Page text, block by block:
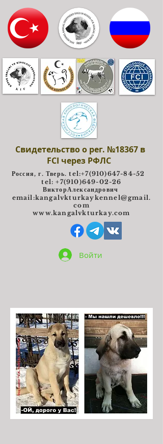
Свидетельство о рег. №18367 в
FCI через РФЛС
Россия, г. Тверь. tel:+7(910)647-84-52
tel: +7(910)649-02-26
ВикторАлександрович
email:kangalvkturkaykennel@gmail.
com
www.kangalvkturkay.com
Войти